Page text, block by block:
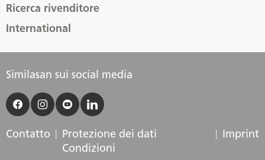
Ricerca rivenditore
International
Similasan sui social media
Contatto
Protezione dei dati
Condizioni
Imprint